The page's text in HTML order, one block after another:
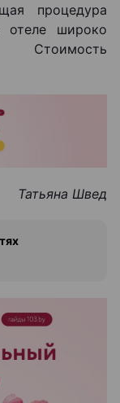
процедура
широко
Стоимость
Татьяна Швед